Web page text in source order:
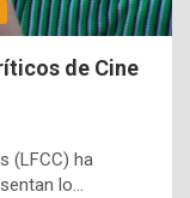
de Cine
(LFCC) ha
lo…